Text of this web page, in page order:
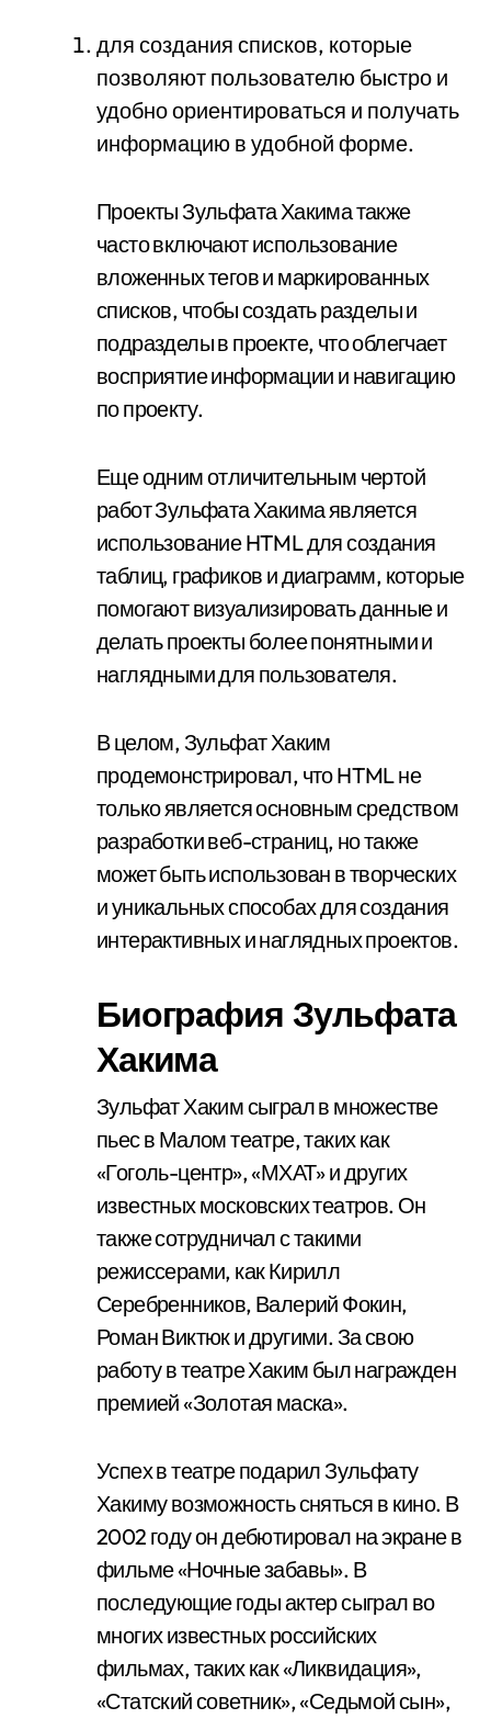
для создания списков, которые
позволяют пользователю быстро и
удобно ориентироваться и получать
информацию в удобной форме.
Проекты Зульфата Хакима также
часто включают использование
вложенных тегов и маркированных
списков, чтобы создать разделы и
подразделы в проекте, что облегчает
восприятие информации и навигацию
по проекту.
Еще одним отличительным чертой
работ Зульфата Хакима является
использование HTML для создания
таблиц, графиков и диаграмм, которые
помогают визуализировать данные и
делать проекты более понятными и
наглядными для пользователя.
В целом, Зульфат Хаким
продемонстрировал, что HTML не
только является основным средством
разработки веб-страниц, но также
может быть использован в творческих
и уникальных способах для создания
интерактивных и наглядных проектов.
Биография Зульфата
Хакима
Зульфат Хаким сыграл в множестве
пьес в Малом театре, таких как
«Гоголь-центр», «МХАТ» и других
известных московских театров. Он
также сотрудничал с такими
режиссерами, как Кирилл
Серебренников, Валерий Фокин,
Роман Виктюк и другими. За свою
работу в театре Хаким был награжден
премией «Золотая маска».
Успех в театре подарил Зульфату
Хакиму возможность сняться в кино. В
2002 году он дебютировал на экране в
фильме «Ночные забавы». В
последующие годы актер сыграл во
многих известных российских
фильмах, таких как «Ликвидация»,
«Статский советник», «Седьмой сын»,